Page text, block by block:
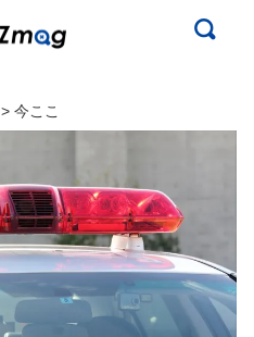
> 今ここ